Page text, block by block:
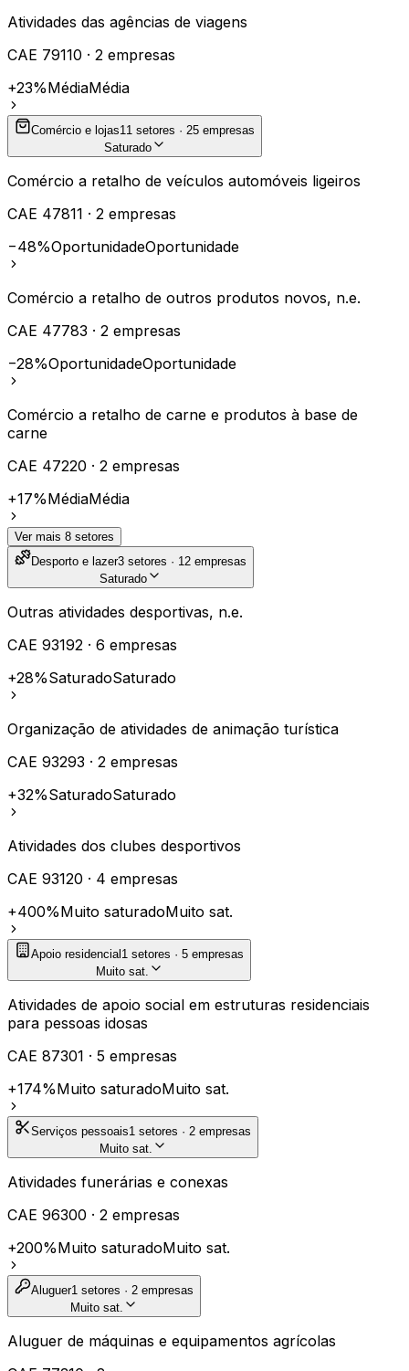
Atividades das agências de viagens
CAE 79110 · 2 empresas
+23%MédiaMédia
Comércio e lojas11 setores · 25 empresas
Saturado
Comércio a retalho de veículos automóveis ligeiros
CAE 47811 · 2 empresas
−48%OportunidadeOportunidade
Comércio a retalho de outros produtos novos, n.e.
CAE 47783 · 2 empresas
−28%OportunidadeOportunidade
Comércio a retalho de carne e produtos à base de
carne
CAE 47220 · 2 empresas
+17%MédiaMédia
Ver mais 8 setores
Desporto e lazer3 setores · 12 empresas
Saturado
Outras atividades desportivas, n.e.
CAE 93192 · 6 empresas
+28%SaturadoSaturado
Organização de atividades de animação turística
CAE 93293 · 2 empresas
+32%SaturadoSaturado
Atividades dos clubes desportivos
CAE 93120 · 4 empresas
+400%Muito saturadoMuito sat.
Apoio residencial1 setores · 5 empresas
Muito sat.
Atividades de apoio social em estruturas residenciais
para pessoas idosas
CAE 87301 · 5 empresas
+174%Muito saturadoMuito sat.
Serviços pessoais1 setores · 2 empresas
Muito sat.
Atividades funerárias e conexas
CAE 96300 · 2 empresas
+200%Muito saturadoMuito sat.
Aluguer1 setores · 2 empresas
Muito sat.
Aluguer de máquinas e equipamentos agrícolas